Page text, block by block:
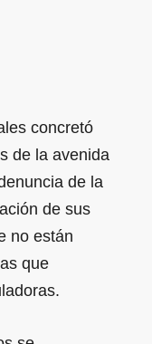
concretó
de la avenida
de la
de sus
no están
que